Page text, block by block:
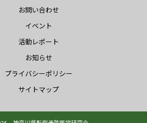
お問い合わせ
イベント
活動レポート
お知らせ
プライバシーポリシー
サイトマップ